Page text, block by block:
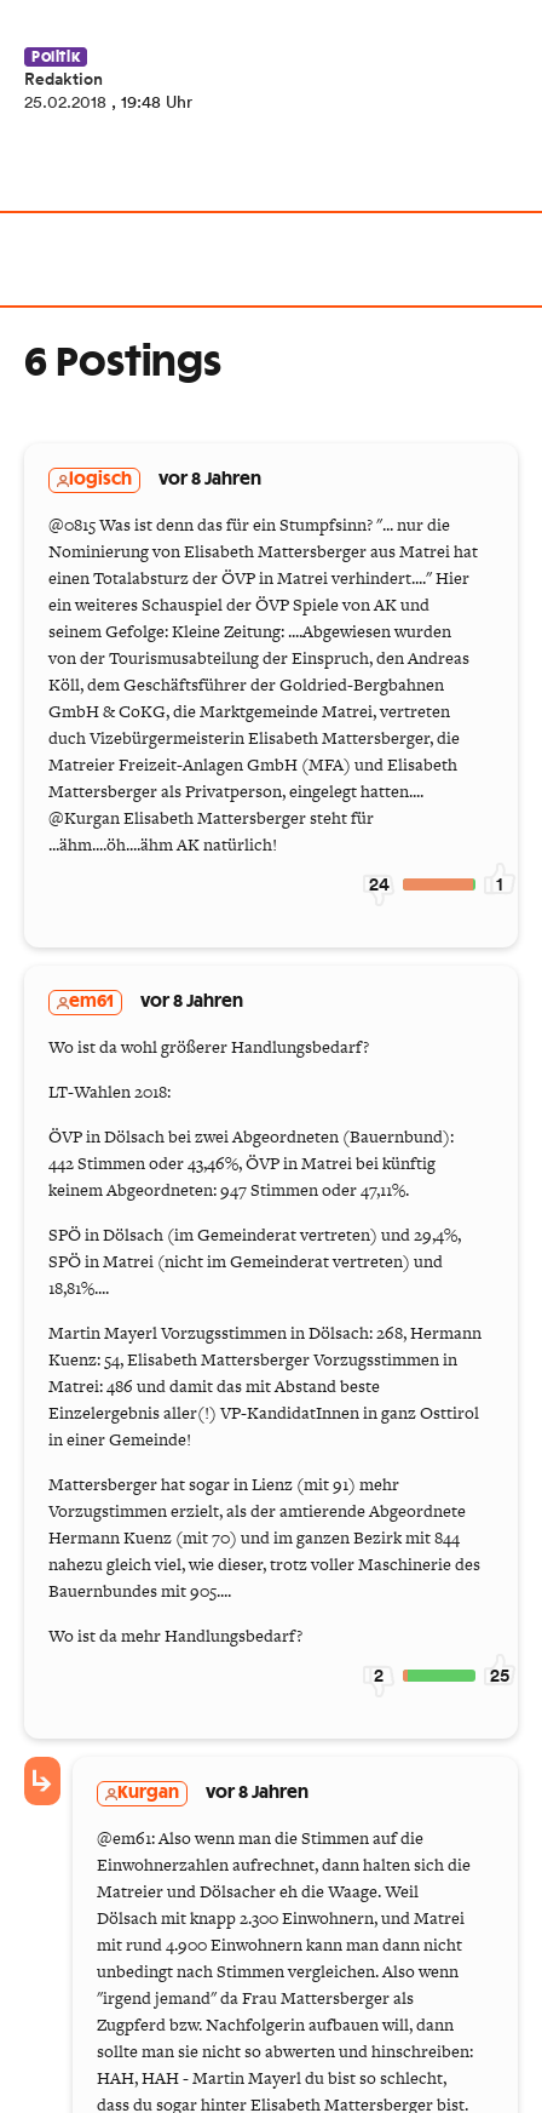
Politik
Redaktion
25.02.2018 , 19:48 Uhr
6 Postings
logisch vor 8 Jahren
​@0815 Was ist denn das für ein Stumpfsinn? "... nur die
Nominierung von Elisabeth Mattersberger aus Matrei hat
einen Totalabsturz der ÖVP in Matrei verhindert...." Hier
ein weiteres Schauspiel der ÖVP Spiele von AK und
seinem Gefolge: Kleine Zeitung: ....Abgewiesen wurden
von der Tourismusabteilung der Einspruch, den Andreas
Köll, dem Geschäftsführer der Goldried-Bergbahnen
GmbH & CoKG, die Marktgemeinde Matrei, vertreten
duch Vizebürgermeisterin Elisabeth Mattersberger, die
Matreier Freizeit-Anlagen GmbH (MFA) und Elisabeth
Mattersberger als Privatperson, eingelegt hatten....
@Kurgan Elisabeth Mattersberger steht für
...ähm....öh....ähm AK natürlich!
24 1
em61 vor 8 Jahren
Wo ist da wohl größerer Handlungsbedarf?
LT-Wahlen 2018:
ÖVP in Dölsach bei zwei Abgeordneten (Bauernbund):
442 Stimmen oder 43,46%, ÖVP in Matrei bei künftig
keinem Abgeordneten: 947 Stimmen oder 47,11%.
SPÖ in Dölsach (im Gemeinderat vertreten) und 29,4%,
SPÖ in Matrei (nicht im Gemeinderat vertreten) und
18,81%....
Martin Mayerl Vorzugsstimmen in Dölsach: 268, Hermann
Kuenz: 54, Elisabeth Mattersberger Vorzugsstimmen in
Matrei: 486 und damit das mit Abstand beste
Einzelergebnis aller(!) VP-KandidatInnen in ganz Osttirol
in einer Gemeinde!
Mattersberger hat sogar in Lienz (mit 91) mehr
Vorzugstimmen erzielt, als der amtierende Abgeordnete
Hermann Kuenz (mit 70) und im ganzen Bezirk mit 844
nahezu gleich viel, wie dieser, trotz voller Maschinerie des
Bauernbundes mit 905....
Wo ist da mehr Handlungsbedarf?
2 25
Kurgan vor 8 Jahren
@em61: Also wenn man die Stimmen auf die
Einwohnerzahlen aufrechnet, dann halten sich die
Matreier und Dölsacher eh die Waage. Weil
Dölsach mit knapp 2.300 Einwohnern, und Matrei
mit rund 4.900 Einwohnern kann man dann nicht
unbedingt nach Stimmen vergleichen. Also wenn
"irgend jemand" da Frau Mattersberger als
Zugpferd bzw. Nachfolgerin aufbauen will, dann
sollte man sie nicht so abwerten und hinschreiben:
HAH, HAH - Martin Mayerl du bist so schlecht,
dass du sogar hinter Elisabeth Mattersberger bist.